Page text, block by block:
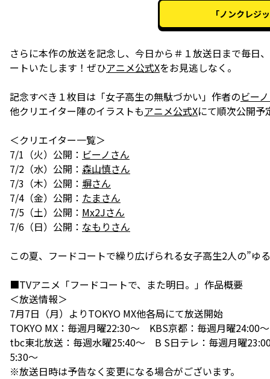
「ノンクレジ
さらに本作の放送を記念し、今日から＃１放送日まで毎日
ートいたします！ぜひアニメ公式Xをお見逃しなく。
記念すべき１枚目は「女子高生の無駄づかい」作者のビー
他クリエイター陣のイラストもアニメ公式Xにて順次公開予
＜クリエイター一覧＞
7/1（火）公開： ビーノさん
7/2（水）公開： 森山慎さん
7/3（木）公開： 塀さん
7/4（金）公開： たまさん
7/5（土）公開： Mx2Jさん
7/6（日）公開： なもりさん
この夏、フードコートで繰り広げられる女子高生2人の”ゆ
■TVアニメ「フードコートで、また明日。」作品概要
＜放送情報＞
7月7日（月）よりTOKYO MX他各局にて放送開始
TOKYO MX：毎週月曜22:30〜 KBS京都：毎週月曜
tbc東北放送：毎週水曜25:40〜 B S日テレ：毎週月曜
5:30〜
※放送日時は予告なく変更になる場合がございます。